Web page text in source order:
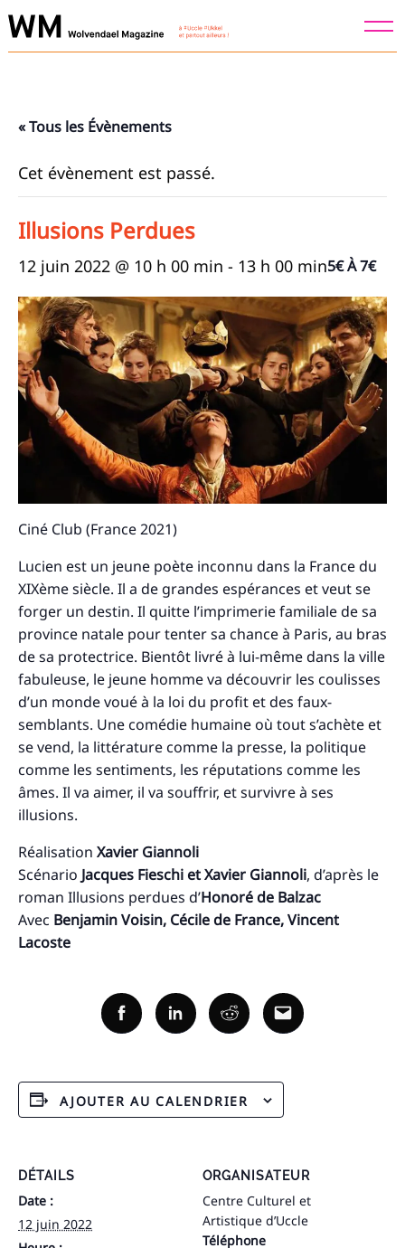
Skip
to
« Tous les Évènements
Cet évènement est passé.
Illusions Perdues
12 juin 2022 @ 10 h 00 min - 13 h 00 min5€ À 7€
Ciné Club (France 2021)
Lucien est un jeune poète inconnu dans la France du
XIXème siècle. Il a de grandes espérances et veut se
forger un destin. Il quitte l’imprimerie familiale de sa
province natale pour tenter sa chance à Paris, au bras
de sa protectrice. Bientôt livré à lui-même dans la ville
fabuleuse, le jeune homme va découvrir les coulisses
d’un monde voué à la loi du profit et des faux-
semblants. Une comédie humaine où tout s’achète et
se vend, la littérature comme la presse, la politique
comme les sentiments, les réputations comme les
âmes. Il va aimer, il va souffrir, et survivre à ses
illusions.
Réalisation Xavier Giannoli
Scénario Jacques Fieschi et Xavier Giannoli, d’après le
roman Illusions perdues d’Honoré de Balzac
Avec Benjamin Voisin, Cécile de France, Vincent
Lacoste
FacebookLinkedinRedditEmail
AJOUTER AU CALENDRIER
DÉTAILS
Date :
12 juin 2022
ORGANISATEUR
Centre Culturel et
Artistique d’Uccle
Téléphone
Recherche
pour
: